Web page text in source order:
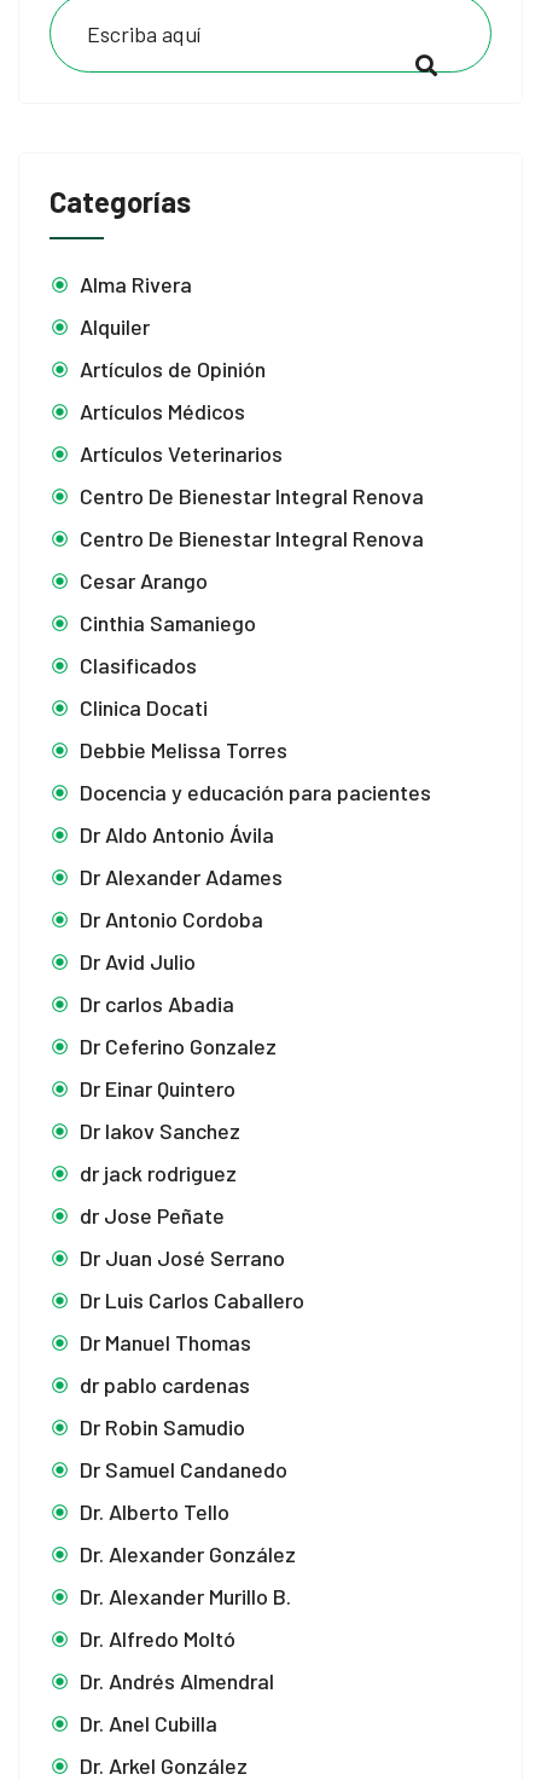
Categorías
Alma Rivera
Alquiler
Artículos de Opinión
Artículos Médicos
Artículos Veterinarios
Centro De Bienestar Integral Renova
Centro De Bienestar Integral Renova
Cesar Arango
Cinthia Samaniego
Clasificados
Clinica Docati
Debbie Melissa Torres
Docencia y educación para pacientes
Dr Aldo Antonio Ávila
Dr Alexander Adames
Dr Antonio Cordoba
Dr Avid Julio
Dr carlos Abadia
Dr Ceferino Gonzalez
Dr Einar Quintero
Dr Iakov Sanchez
dr jack rodriguez
dr Jose Peñate
Dr Juan José Serrano
Dr Luis Carlos Caballero
Dr Manuel Thomas
dr pablo cardenas
Dr Robin Samudio
Dr Samuel Candanedo
Dr. Alberto Tello
Dr. Alexander González
Dr. Alexander Murillo B.
Dr. Alfredo Moltó
Dr. Andrés Almendral
Dr. Anel Cubilla
Dr. Arkel González